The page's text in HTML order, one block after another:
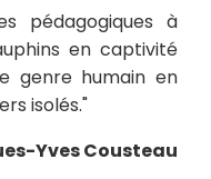
pédagogiques à
en captivité
genre humain en
isolés."
Yves Cousteau